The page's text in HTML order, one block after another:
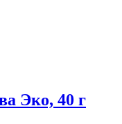
Эко, 40 г